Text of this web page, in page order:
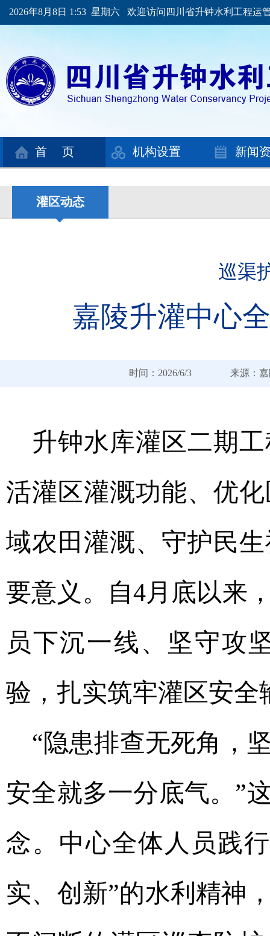
2026年8月8日 1:53 星期六 欢迎访问四川省升钟水利工程运
首 页 机构设置 新闻
灌区动态
巡渠
嘉陵升灌中心
时间：2026/6/3 来源
升钟水库灌区二期
活灌区灌溉功能、优
域农田灌溉、守护民
要意义。自4月底以来
员下沉一线、坚守攻
验，扎实筑牢灌区安全
“隐患排查无死角，
安全就多一分底气。”
念。中心全体人员践
实、创新”的水利精神